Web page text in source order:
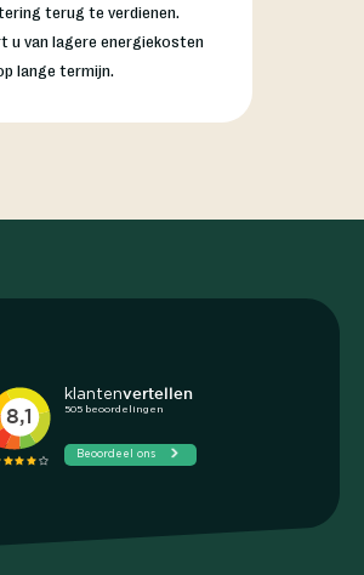
terug te verdienen.
u van lagere energiekosten
lange termijn.